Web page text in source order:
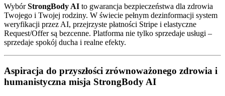
WybórStrongBody AI to gwarancja bezpieczeństwa dla zdrowia
Twojego i Twojej rodziny. W świecie pełnym dezinformacji system
weryfikacji przez AI, przejrzyste płatności Stripe i elastyczne
Request/Offer są bezcenne. Platforma nie tylko sprzedaje usługi –
sprzedaje spokój ducha i realne efekty.
Aspiracja do przyszłości zrównoważonego zdrowia i
humanistyczna misja StrongBody AI